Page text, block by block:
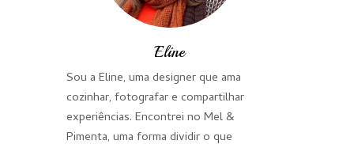
Eline
Sou a Eline, uma designer que ama
cozinhar, fotografar e compartilhar
experiências. Encontrei no Mel &
Pimenta, uma forma dividir o que